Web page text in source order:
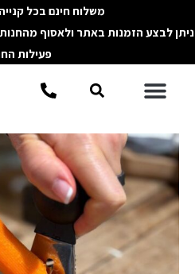
לתוכן
משלוח חינם בכל קנייה מעל
ניתן לבצע הזמנות באתר ולאסוף
פעילות
תפריטחיפוש
כמות
של
מגרדת
משולשת
מנירוסטה